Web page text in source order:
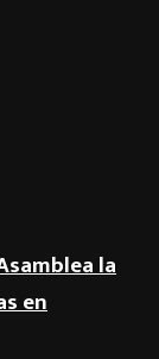
la
en